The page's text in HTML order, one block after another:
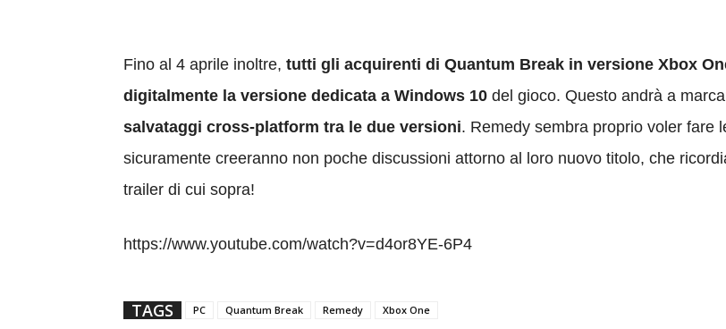
Fino al 4 aprile inoltre, tutti gli acquirenti di Quantum Break in versione Xbox
digitalmente la versione dedicata a Windows 10 del gioco. Questo andrà a
salvataggi cross-platform tra le due versioni. Remedy sembra proprio voler fare
sicuramente creeranno non poche discussioni attorno al loro nuovo titolo, che
trailer di cui sopra!
https://www.youtube.com/watch?v=d4or8YE-6P4
TAGS PC Quantum Break Remedy Xbox One